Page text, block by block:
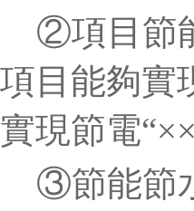
②項目節
項目能夠實
實現節電
③節能節